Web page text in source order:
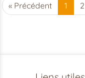
« Précédent 1 2